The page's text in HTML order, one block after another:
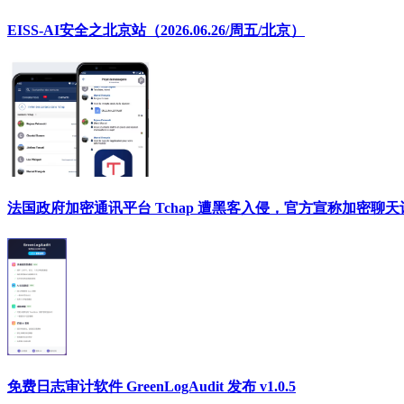
EISS-AI安全之北京站（2026.06.26/周五/北京）
法国政府加密通讯平台 Tchap 遭黑客入侵，官方宣称加密聊天
免费日志审计软件 GreenLogAudit 发布 v1.0.5